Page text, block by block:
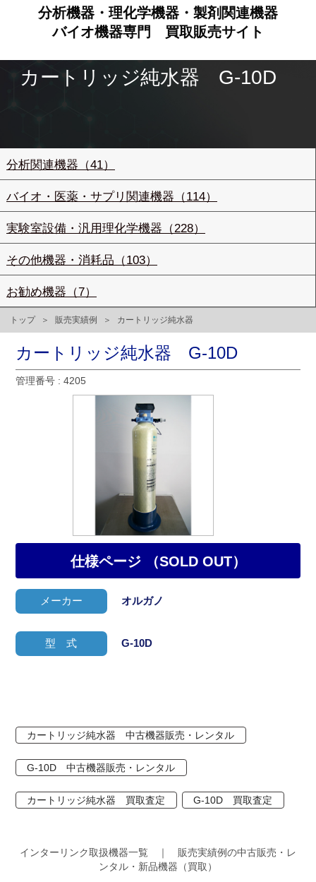
分析機器・理化学機器・製剤関連機器
バイオ機器専門
買取販売サイト
カートリッジ純水器 G-10D
分析関連機器（41）
バイオ・医薬・サプリ関連機器（114）
実験室設備・汎用理化学機器（228）
その他機器・消耗品（103）
お勧め機器（7）
トップ 販売実績例 カートリッジ純水器
カートリッジ純水器 G-10D
管理番号 : 4205
メーカー オルガノ
仕様ページ （SOLD OUT）
型 式 G-10D
カートリッジ純水器 中古機器販売・レンタル
G-10D 中古機器販売・レンタル
カートリッジ純水器 買取査定 G-10D 買取査定
インターリンク取扱機器一覧 ｜ 販売実績例の中古販売・レ
ンタル・新品機器（買取）